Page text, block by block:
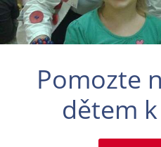
Pomozte
dětem